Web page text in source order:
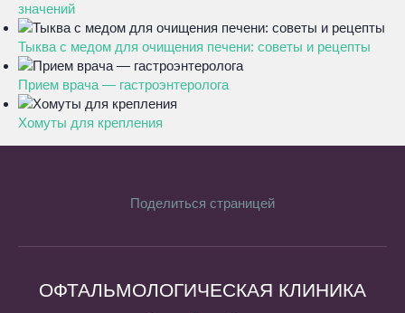
значений
Тыква с медом для очищения печени: советы и рецепты
Прием врача — гастроэнтеролога
Хомуты для крепления
Поделиться страницей
ОФТАЛЬМОЛОГИЧЕСКАЯ КЛИНИКА